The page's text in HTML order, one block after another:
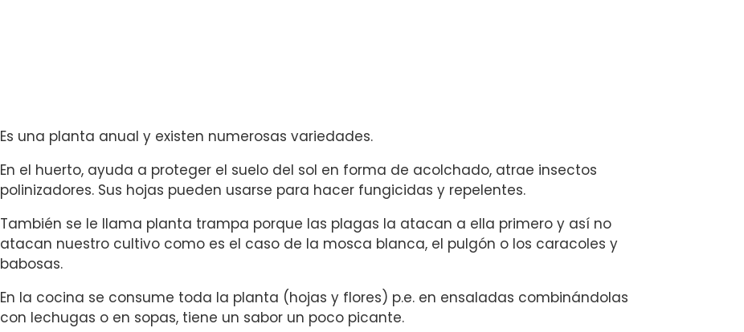
Es una planta anual y existen numerosas variedades.
En el huerto, ayuda a proteger el suelo del sol en forma de acolchado, atrae insectos
polinizadores. Sus hojas pueden usarse para hacer fungicidas y repelentes.
También se le llama planta trampa porque las plagas la atacan a ella primero y así no
atacan nuestro cultivo como es el caso de la mosca blanca, el pulgón o los caracoles y
babosas.
En la cocina se consume toda la planta (hojas y flores) p.e. en ensaladas combinándolas
con lechugas o en sopas, tiene un sabor un poco picante.